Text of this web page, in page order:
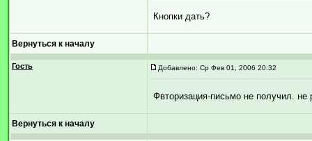
Кнопки дать?
Вернуться к началу
Гость Добавлено: Ср Фев 01, 2006 20:32
Фвторизация-письмо не получил. не
Вернуться к началу